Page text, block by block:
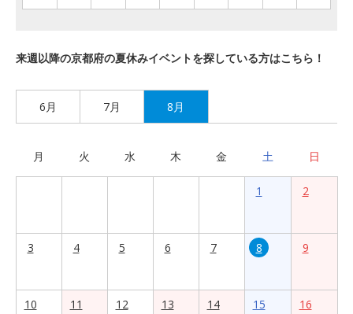
来週以降の京都府の夏休みイベントを探している方はこちら！
6月 7月 8月
月 火 水 木 金 土 日
1 2
3 4 5 6 7 8 9
10
11
12
13
14
15
16